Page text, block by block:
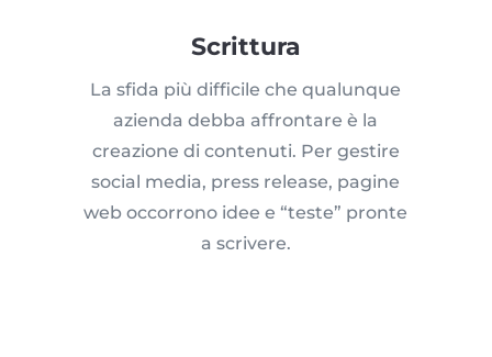
Scrittura
La sfida più difficile che qualunque
azienda debba affrontare è la
creazione di contenuti. Per gestire
social media, press release, pagine
web occorrono idee e “teste” pronte
a scrivere.